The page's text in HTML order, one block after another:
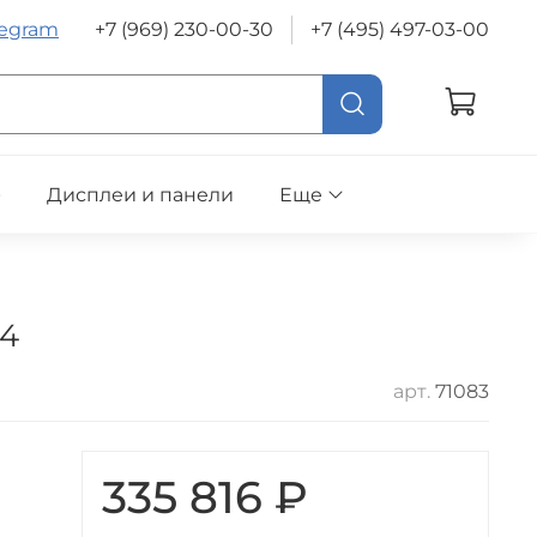
+7 (969) 230-00-30 +7 (495) 497-03-00
Дисплеи и панели Еще
арт. 71083
335 816 ₽